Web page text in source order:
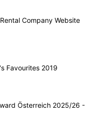
Company Website
Favourites 2019
Österreich 2025/26 -